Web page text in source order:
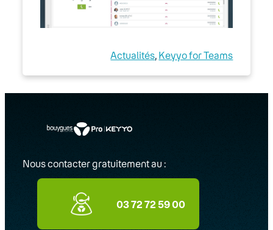
Actualités, Keyyo for Teams
Nous contacter gratuitement au :
03 72 72 59 00